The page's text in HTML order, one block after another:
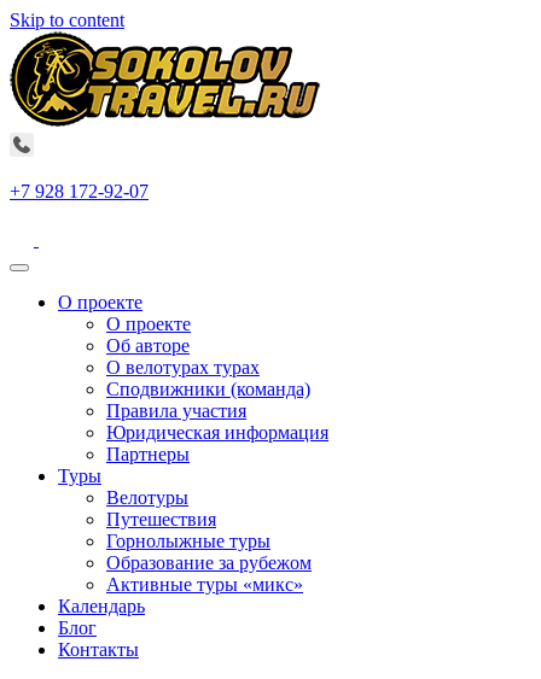
Skip to content
+7 928 172-92-07
О проекте
О проекте
Об авторе
О велотурах турах
Сподвижники (команда)
Правила участия
Юридическая информация
Партнеры
Туры
Велотуры
Путешествия
Горнолыжные туры
Образование за рубежом
Активные туры «микс»
Календарь
Блог
Контакты